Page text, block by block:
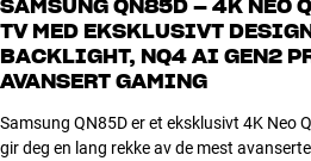
SAMSUNG QN85D – 4K NEO
TV MED EKSKLUSIVT
BACKLIGHT, NQ4 AI GEN2
AVANSERT GAMING
Samsung QN85D er et eksklusivt 4K Neo
gir deg en lang rekke av de mest